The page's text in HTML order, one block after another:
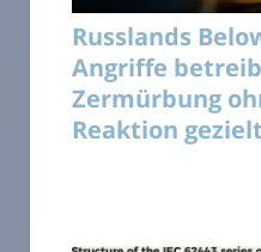
Russlands
Angriffe
Zermürbung
Reaktion